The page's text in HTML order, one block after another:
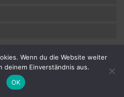
Wenn du die Website weiter
deinem Einverständnis aus.
OK